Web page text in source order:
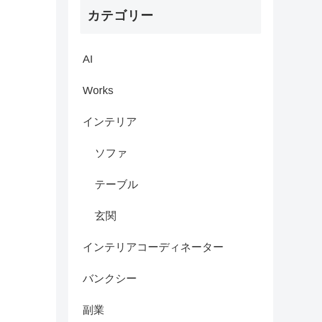
カテゴリー
AI
Works
インテリア
ソファ
テーブル
玄関
インテリアコーディネーター
バンクシー
副業